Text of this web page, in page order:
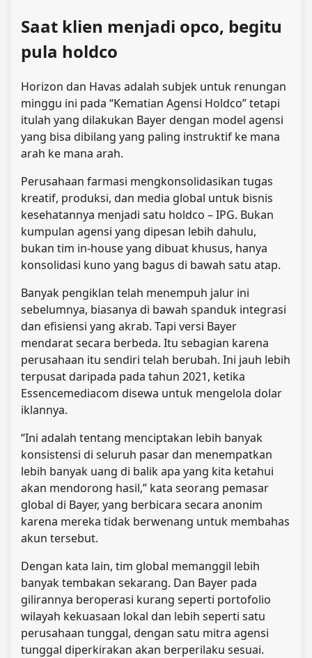
Saat klien menjadi opco, begitu
pula holdco
Horizon dan Havas adalah subjek untuk renungan
minggu ini pada “Kematian Agensi Holdco” tetapi
itulah yang dilakukan Bayer dengan model agensi
yang bisa dibilang yang paling instruktif ke mana
arah ke mana arah.
Perusahaan farmasi mengkonsolidasikan tugas
kreatif, produksi, dan media global untuk bisnis
kesehatannya menjadi satu holdco – IPG. Bukan
kumpulan agensi yang dipesan lebih dahulu,
bukan tim in-house yang dibuat khusus, hanya
konsolidasi kuno yang bagus di bawah satu atap.
Banyak pengiklan telah menempuh jalur ini
sebelumnya, biasanya di bawah spanduk integrasi
dan efisiensi yang akrab. Tapi versi Bayer
mendarat secara berbeda. Itu sebagian karena
perusahaan itu sendiri telah berubah. Ini jauh lebih
terpusat daripada pada tahun 2021, ketika
Essencemediacom disewa untuk mengelola dolar
iklannya.
“Ini adalah tentang menciptakan lebih banyak
konsistensi di seluruh pasar dan menempatkan
lebih banyak uang di balik apa yang kita ketahui
akan mendorong hasil,” kata seorang pemasar
global di Bayer, yang berbicara secara anonim
karena mereka tidak berwenang untuk membahas
akun tersebut.
Dengan kata lain, tim global memanggil lebih
banyak tembakan sekarang. Dan Bayer pada
gilirannya beroperasi kurang seperti portofolio
wilayah kekuasaan lokal dan lebih seperti satu
perusahaan tunggal, dengan satu mitra agensi
tunggal diperkirakan akan berperilaku sesuai.